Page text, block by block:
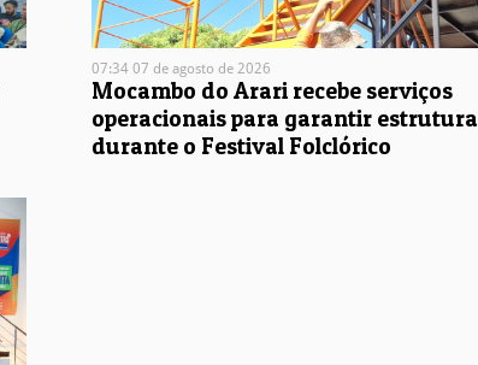
07:34 07 de agosto de 2026
Mocambo do Arari recebe serviços
operacionais para garantir estrutura
durante o Festival Folclórico